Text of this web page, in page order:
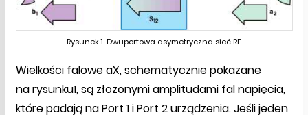
Rysunek 1. Dwuportowa asymetryczna sieć RF
Wielkości falowe aX, schematycznie pokazane
na rysunku1, są złożonymi amplitudami fal napięcia,
które padają na Port 1 i Port 2 urządzenia. Jeśli jeden